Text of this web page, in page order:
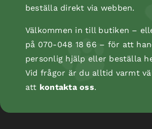
Kopåse
beställa direkt via webben.
Välkommen in till butiken –
på 070-048 18 66 – för att
personlig hjälp eller beställa
Vid frågor är du alltid varmt
att kontakta oss.